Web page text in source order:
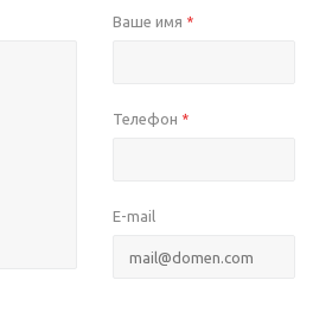
Ваше имя *
Телефон *
E-mail